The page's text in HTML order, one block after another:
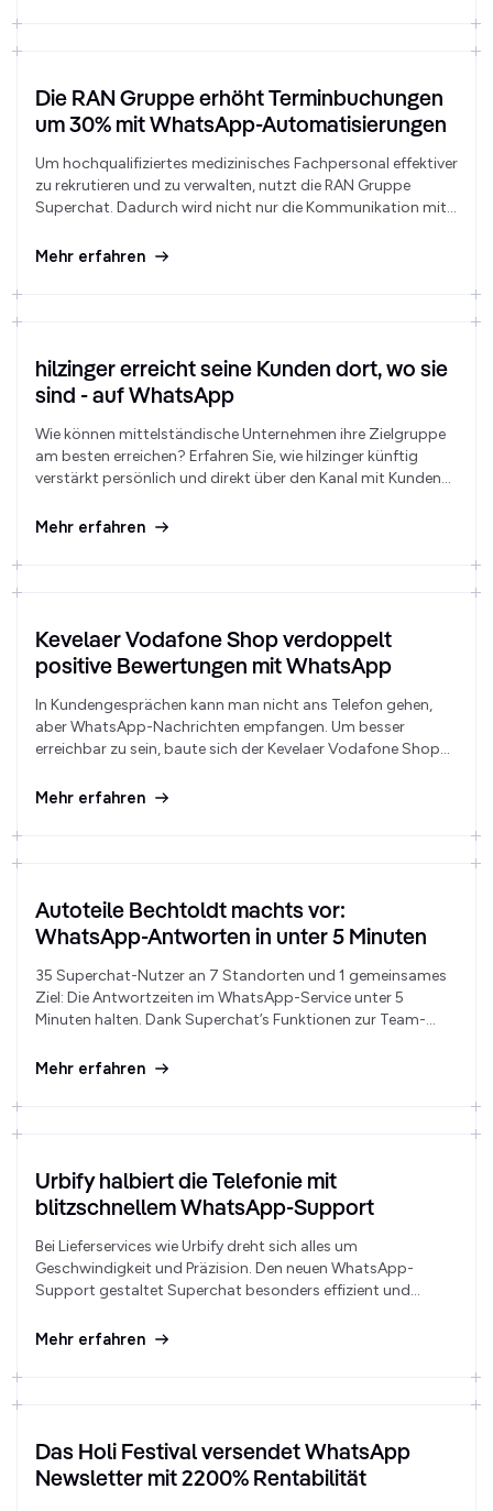
Die RAN Gruppe erhöht Terminbuchungen
um 30% mit WhatsApp-Automatisierungen
Um hochqualifiziertes medizinisches Fachpersonal effektiver
zu rekrutieren und zu verwalten, nutzt die RAN Gruppe
Superchat. Dadurch wird nicht nur die Kommunikation mit
administrativen Prozesse deutlich vereinfacht.
Mehr erfahren
hilzinger erreicht seine Kunden dort, wo sie
sind - auf WhatsApp
Wie können mittelständische Unternehmen ihre Zielgruppe
am besten erreichen? Erfahren Sie, wie hilzinger künftig
verstärkt persönlich und direkt über den Kanal mit Kunden
Mehr erfahren
Kevelaer Vodafone Shop verdoppelt
positive Bewertungen mit WhatsApp
In Kundengesprächen kann man nicht ans Telefon gehen,
aber WhatsApp-Nachrichten empfangen. Um besser
erreichbar zu sein, baute sich der Kevelaer Vodafone Shop
Google-Bewertungen für schnellen Kundenservice in die
Mehr erfahren
Autoteile Bechtoldt machts vor:
WhatsApp-Antworten in unter 5 Minuten
35 Superchat-Nutzer an 7 Standorten und 1 gemeinsames
Ziel: Die Antwortzeiten im WhatsApp-Service unter 5
Minuten halten. Dank Superchat’s Funktionen zur Team-
Team auf Erfolgskurs.
Mehr erfahren
Urbify halbiert die Telefonie mit
blitzschnellem WhatsApp-Support
Bei Lieferservices wie Urbify dreht sich alles um
Geschwindigkeit und Präzision. Den neuen WhatsApp-
Support gestaltet Superchat besonders effizient und
der Kundschaft.
Mehr erfahren
Das Holi Festival versendet WhatsApp
Newsletter mit 2200% Rentabilität